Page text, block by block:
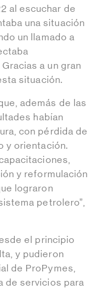
al escuchar de
una situación
un llamado a
a un gran
situación.
además de las
habían
con pérdida de
y orientación.
y reformulación
lograron
petrolero”,
el principio
y pudieron
de ProPymes,
de servicios para